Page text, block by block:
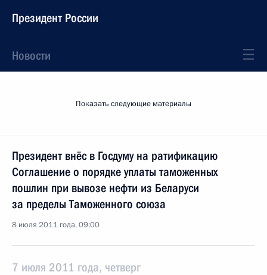
Президент России
Новости
Показать следующие материалы
Президент внёс в Госдуму на ратификацию
Соглашение о порядке уплаты таможенных
пошлин при вывозе нефти из Беларуси
за пределы Таможенного союза
8 июля 2011 года, 09:00
7 июля 2011 года, четверг